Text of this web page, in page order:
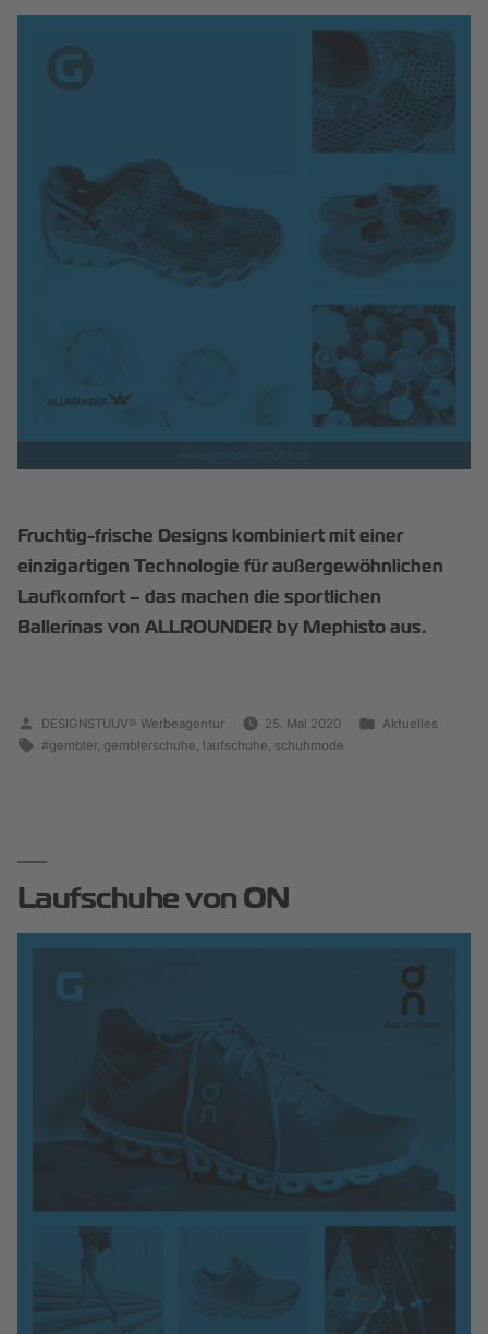
Fruchtig-frische Designs kombiniert mit einer
einzigartigen Technologie für außergewöhnlichen
Laufkomfort – das machen die sportlichen
Ballerinas von ALLROUNDER by Mephisto aus.
DESIGNSTUUV® Werbeagentur 25. Mai 2020
Aktuelles
#gembler, gemblerschuhe laufschuhe schuhmode
Laufschuhe von ON